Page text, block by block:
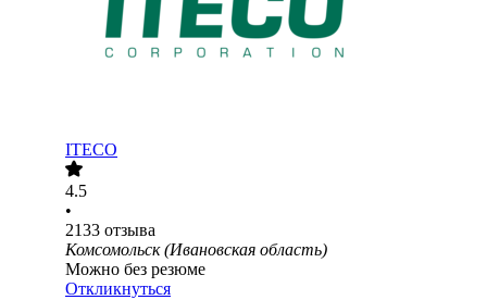
ITECO
4.5
•
2133 отзыва
Комсомольск (Ивановская область)
Можно без резюме
Откликнуться